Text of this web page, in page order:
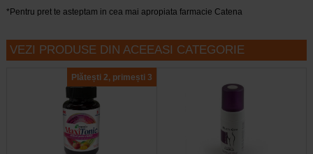
*Pentru pret te asteptam in cea mai apropiata farmacie Catena
VEZI PRODUSE DIN ACEEASI CATEGORIE
Plătești 2, primești 3